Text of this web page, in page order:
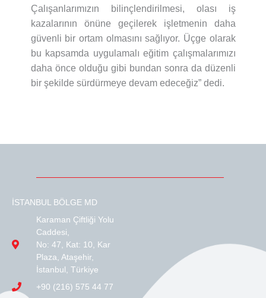
Çalışanlarımızın bilinçlendirilmesi, olası iş
kazalarının önüne geçilerek işletmenin daha
güvenli bir ortam olmasını sağlıyor. Üçge olarak
bu kapsamda uygulamalı eğitim çalışmalarımızı
daha önce olduğu gibi bundan sonra da düzenli
bir şekilde sürdürmeye devam edeceğiz” dedi.
İSTANBUL BÖLGE MD
Karaman Çiftliği Yolu
Caddesi,
No: 47, Kat: 10, Kar
Plaza, Ataşehir,
İstanbul, Türkiye
+90 (216) 575 44 77